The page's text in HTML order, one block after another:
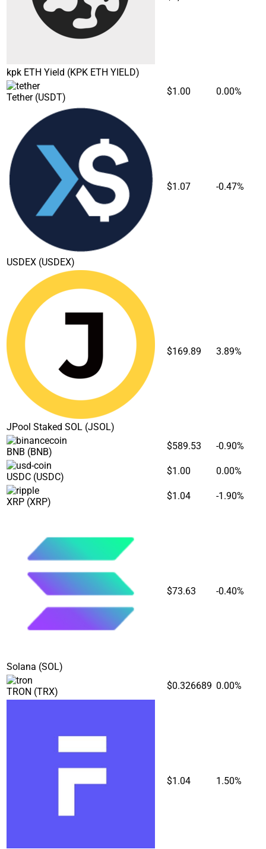
kpk ETH Yield (KPK ETH YIELD)
Tether (USDT)
$1.00 0.00%
USDEX (USDEX)
$1.07 -0.47%
JPool Staked SOL (JSOL)
$169.89 3.89%
BNB (BNB)
$589.53 -0.90%
USDC (USDC)
$1.00 0.00%
XRP (XRP)
$1.04 -1.90%
Solana (SOL)
$73.63 -0.40%
TRON (TRX)
$0.326689 0.00%
$1.04 1.50%